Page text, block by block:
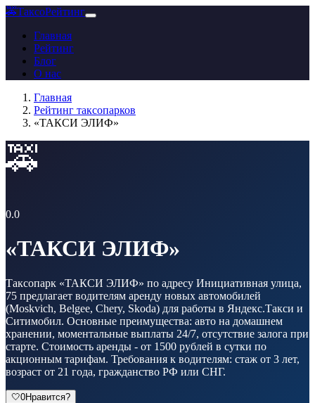
🚕ТаксоРейтинг
Главная
Рейтинг
Блог
О нас
Главная
Рейтинг таксопарков
«ТАКСИ ЭЛИФ»
🚕
0.0
«ТАКСИ ЭЛИФ»
Таксопарк «ТАКСИ ЭЛИФ» по адресу Инициативная улица,
75 предлагает водителям аренду новых автомобилей
(Moskvich, Belgee, Chery, Skoda) для работы в Яндекс.Такси и
Ситимобил. Основные преимущества: авто на домашнем
хранении, моментальные выплаты 24/7, отсутствие залога при
старте. Стоимость аренды - от 1500 рублей в сутки по
акционным тарифам. Требования к водителям: стаж от 3 лет,
возраст от 21 года, гражданство РФ или СНГ.
🤍0Нравится?